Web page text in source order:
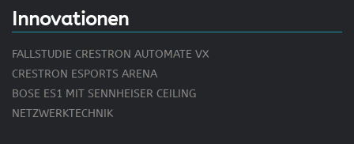
Innovationen
FALLSTUDIE CRESTRON AUTOMATE VX
CRESTRON ESPORTS ARENA
BOSE ES1 MIT SENNHEISER CEILING
NETZWERKTECHNIK